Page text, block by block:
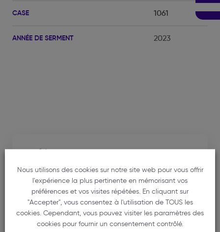
CASE 1061
ANNÉE DE SERMENT 2023
Cabinet
DEMEN LUCIE
07 45 25 49 09
lucie.demen@avocat.fr
34 Rue de Belfort
33000 BORDEAUX
Nous utilisons des cookies sur notre site web pour vous offrir
l'expérience la plus pertinente en mémorisant vos
préférences et vos visites répétées. En cliquant sur
"Accepter", vous consentez à l'utilisation de TOUS les
cookies. Cependant, vous pouvez visiter les paramètres des
cookies pour fournir un consentement contrôlé.